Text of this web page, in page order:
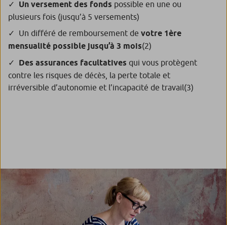
Un versement des fonds possible en une ou
plusieurs fois (jusqu’à 5 versements)
Un différé de remboursement de votre 1ère
mensualité possible jusqu’à 3 mois(2)
Des assurances facultatives qui vous protègent
contre les risques de décès, la perte totale et
irréversible d’autonomie et l’incapacité de travail(3)